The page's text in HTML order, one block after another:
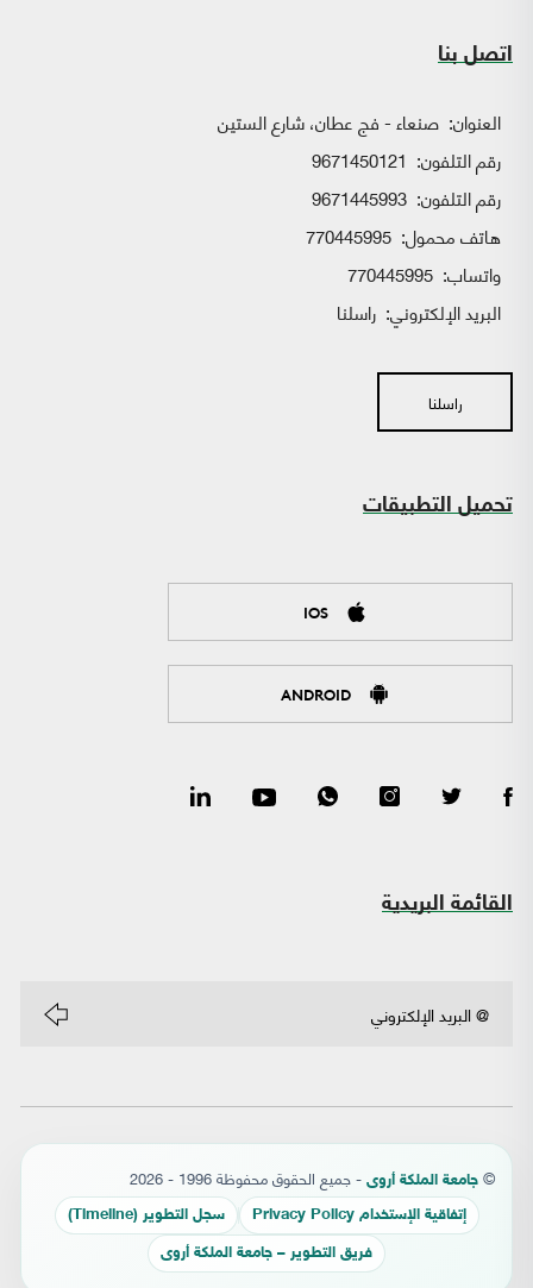
اتصل بنا
العنوان: صنعاء - فج عطان، شارع الستين
رقم التلفون: 9671450121
رقم التلفون: 9671445993
هاتف محمول: 770445995
واتساب:
البريد الإلكتروني: راسلنا
راسلنا
تحميل التطبيقات
IOS
ANDROID
القائمة البريدية
© جامعة الملكة أروى - جميع الحقوق محفوظة 1996 - 2026
إتفاقية الإستخدام Privacy Policy سجل التطوير (Timeline)
فريق التطوير – جامعة الملكة أروى